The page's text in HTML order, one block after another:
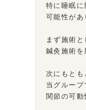
特に睡眠に
可能性があ
まず施術
鍼灸施術を
次にもと
当グルー
関節の可動